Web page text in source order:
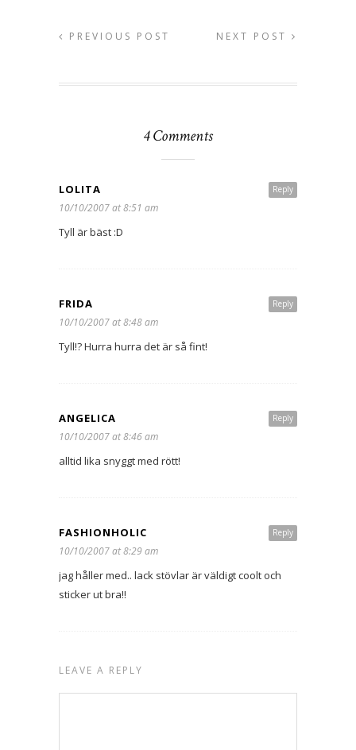
PREVIOUS POST NEXT POST
4 Comments
Reply
LOLITA
10/10/2007 at 8:51 am
Tyll är bäst :D
Reply
FRIDA
10/10/2007 at 8:48 am
Tyll!? Hurra hurra det är så fint!
Reply
ANGELICA
10/10/2007 at 8:46 am
alltid lika snyggt med rött!
Reply
FASHIONHOLIC
10/10/2007 at 8:29 am
jag håller med.. lack stövlar är väldigt coolt och
sticker ut bra!!
LEAVE A REPLY